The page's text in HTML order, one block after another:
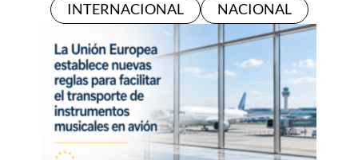
INTERNACIONAL
NACIONAL